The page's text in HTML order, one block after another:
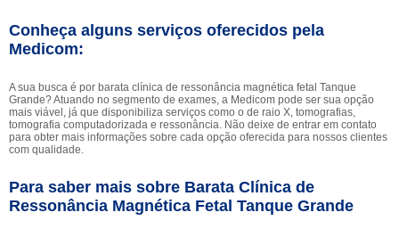
Conheça alguns serviços oferecidos pela
Medicom:
A sua busca é por barata clínica de ressonância magnética fetal Tanque
Grande? Atuando no segmento de exames, a Medicom pode ser sua opção
mais viável, já que disponibiliza serviços como o de raio X, tomografias,
tomografia computadorizada e ressonância. Não deixe de entrar em contato
para obter mais informações sobre cada opção oferecida para nossos clientes
com qualidade.
Para saber mais sobre Barata Clínica de
Ressonância Magnética Fetal Tanque Grande